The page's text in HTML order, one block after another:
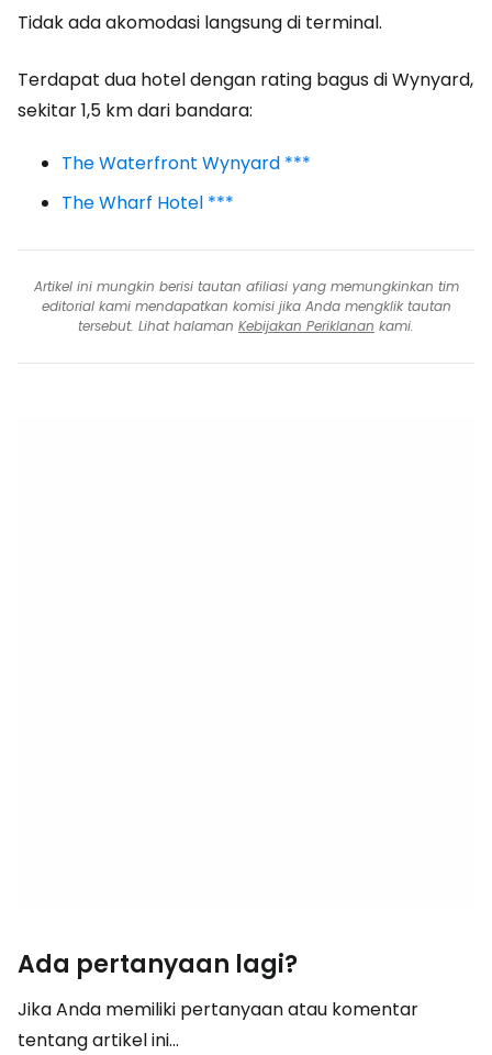
Tidak ada akomodasi langsung di terminal.
Terdapat dua hotel dengan rating bagus di Wynyard,
sekitar 1,5 km dari bandara:
The Waterfront Wynyard ***
The Wharf Hotel ***
Artikel ini mungkin berisi tautan afiliasi yang memungkinkan tim
editorial kami mendapatkan komisi jika Anda mengklik tautan
tersebut. Lihat halaman Kebijakan Periklanan kami.
Ada pertanyaan lagi?
Jika Anda memiliki pertanyaan atau komentar
tentang artikel ini...